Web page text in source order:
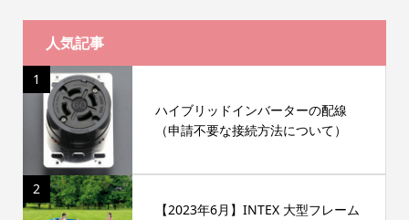
人気記事
1
ハイブリッドインバーターの配線
（申請不要な接続方法について）
2
【2023年6月】INTEX 大型フレーム